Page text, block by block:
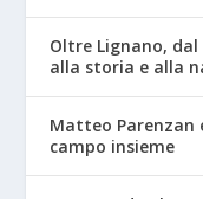
Oltre Lignano,
alla storia e alla
Matteo Parenzan
campo insieme